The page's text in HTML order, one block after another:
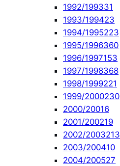
1992/199331
1993/199423
1994/1995223
1995/1996360
1996/1997153
1997/1998368
1998/1999221
1999/2000230
2000/20016
2001/200219
2002/2003213
2003/200410
2004/200527